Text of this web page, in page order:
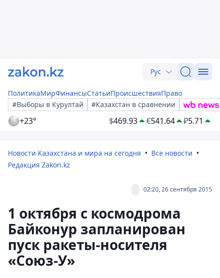
Рус
ПолитикаМирФинансыСтатьиПроисшествияПраво
#Выборы в Курултай
#Казахстан в сравнении
+23° $469.93 €541.64 ₽5.71
Новости Казахстана и мира на сегодня
Все новости
Редакция Zakon.kz
02:20, 26 сентября 2015
1 октября с космодрома
Байконур запланирован
пуск ракеты-носителя
«Союз-У»